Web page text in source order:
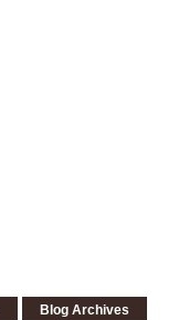
Blog Archives